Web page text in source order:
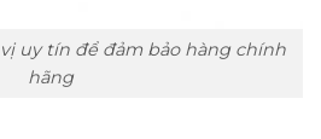
uy tín để đảm bảo hàng chính
hãng